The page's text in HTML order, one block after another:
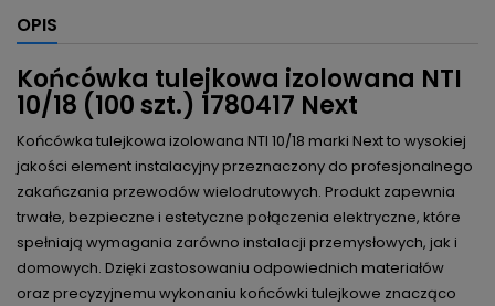
OPIS
Końcówka tulejkowa izolowana NTI
10/18 (100 szt.) 1780417 Next
Końcówka tulejkowa izolowana NTI 10/18 marki Next to wysokiej
jakości element instalacyjny przeznaczony do profesjonalnego
zakańczania przewodów wielodrutowych. Produkt zapewnia
trwałe, bezpieczne i estetyczne połączenia elektryczne, które
spełniają wymagania zarówno instalacji przemysłowych, jak i
domowych. Dzięki zastosowaniu odpowiednich materiałów
oraz precyzyjnemu wykonaniu końcówki tulejkowe znacząco